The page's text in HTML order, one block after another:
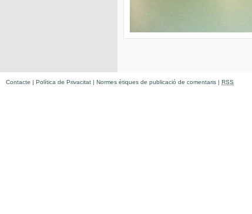
Contacte | Política de Privacitat | Normes ètiques de publicació de comentaris | RSS